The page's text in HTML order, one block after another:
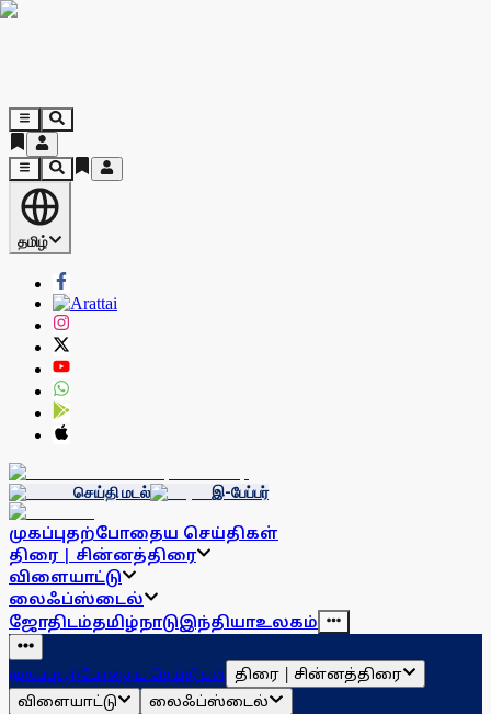
தமிழ்
செய்தி மடல் இ-பேப்பர்
முகப்புதற்போதைய செய்திகள்
திரை | சின்னத்திரை
விளையாட்டு
லைஃப்ஸ்டைல்
ஜோதிடம்தமிழ்நாடுஇந்தியாஉலகம்
முகப்புதற்போதைய செய்திகள் திரை | சின்னத்திரை
விளையாட்டு
லைஃப்ஸ்டைல்